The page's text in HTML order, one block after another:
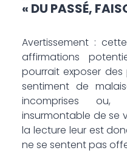
« DU PASSÉ,
Avertissement :
affirmations
pourrait exposer
sentiment de
incomprises ou,
insurmontable de se
la lecture leur est
ne se sentent pas